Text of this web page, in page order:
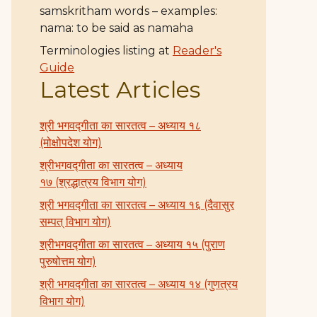
samskritham words – examples:
nama: to be said as namaha
Terminologies listing at Reader's
Guide
Latest Articles
श्री भगवद्गीता का सारतत्व – अध्याय १८
(मोक्षोपदेश योग)
श्रीभगवद्गीता का सारतत्व – अध्याय
१७ (श्रद्धात्रय विभाग योग)
श्री भगवद्गीता का सारतत्व – अध्याय १६ (दैवासुर
सम्पत् विभाग योग)
श्रीभगवद्गीता का सारतत्व – अध्याय १५ (पुराण
पुरुषोत्तम योग)
श्री भगवद्गीता का सारतत्व – अध्याय १४ (गुणत्रय
विभाग योग)